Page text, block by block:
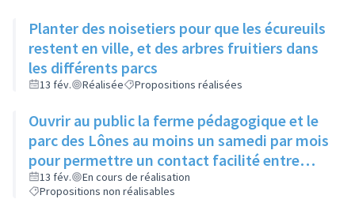
Planter des noisetiers pour que les écureuils
restent en ville, et des arbres fruitiers dans
les différents parcs
13 fév. Réalisée Propositions réalisées
Ouvrir au public la ferme pédagogique et le
parc des Lônes au moins un samedi par mois
pour permettre un contact facilité entre
enfants citadins et animaux de la ferme
13 fév.
En cours de réalisation
Propositions non réalisables